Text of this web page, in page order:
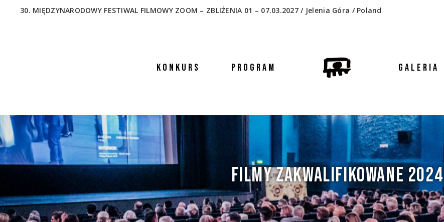
30. MIĘDZYNARODOWY FESTIWAL FILMOWY ZOOM – ZBLIŻENIA 01 – 07.03.2027 / Jelenia Góra / Poland
KONKURS PROGRAM GALERIA
FILMY ZAKWALIFIKOWANE 2024